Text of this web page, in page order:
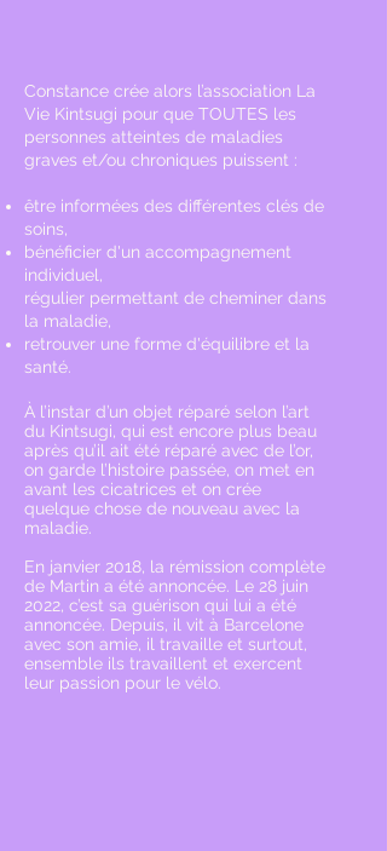
Constance crée alors l’association La
Vie Kintsugi pour que TOUTES les
personnes atteintes de maladies
graves et/ou chroniques puissent :
être informées des différentes clés de
soins,
bénéficier d'un accompagnement
individuel,
régulier permettant de cheminer dans
la maladie,
retrouver une forme d'équilibre et la
santé.
À l’instar d’un objet réparé selon l’art
du Kintsugi, qui est encore plus beau
après qu’il ait été réparé avec de l’or,
on garde l’histoire passée, on met en
avant les cicatrices et on crée
quelque chose de nouveau avec la
maladie.
En janvier 2018, la rémission complète
de Martin a été annoncée. Le 28 juin
2022, c’est sa guérison qui lui a été
annoncée. Depuis, il vit à Barcelone
avec son amie, il travaille et surtout,
ensemble ils travaillent et exercent
leur passion pour le vélo.